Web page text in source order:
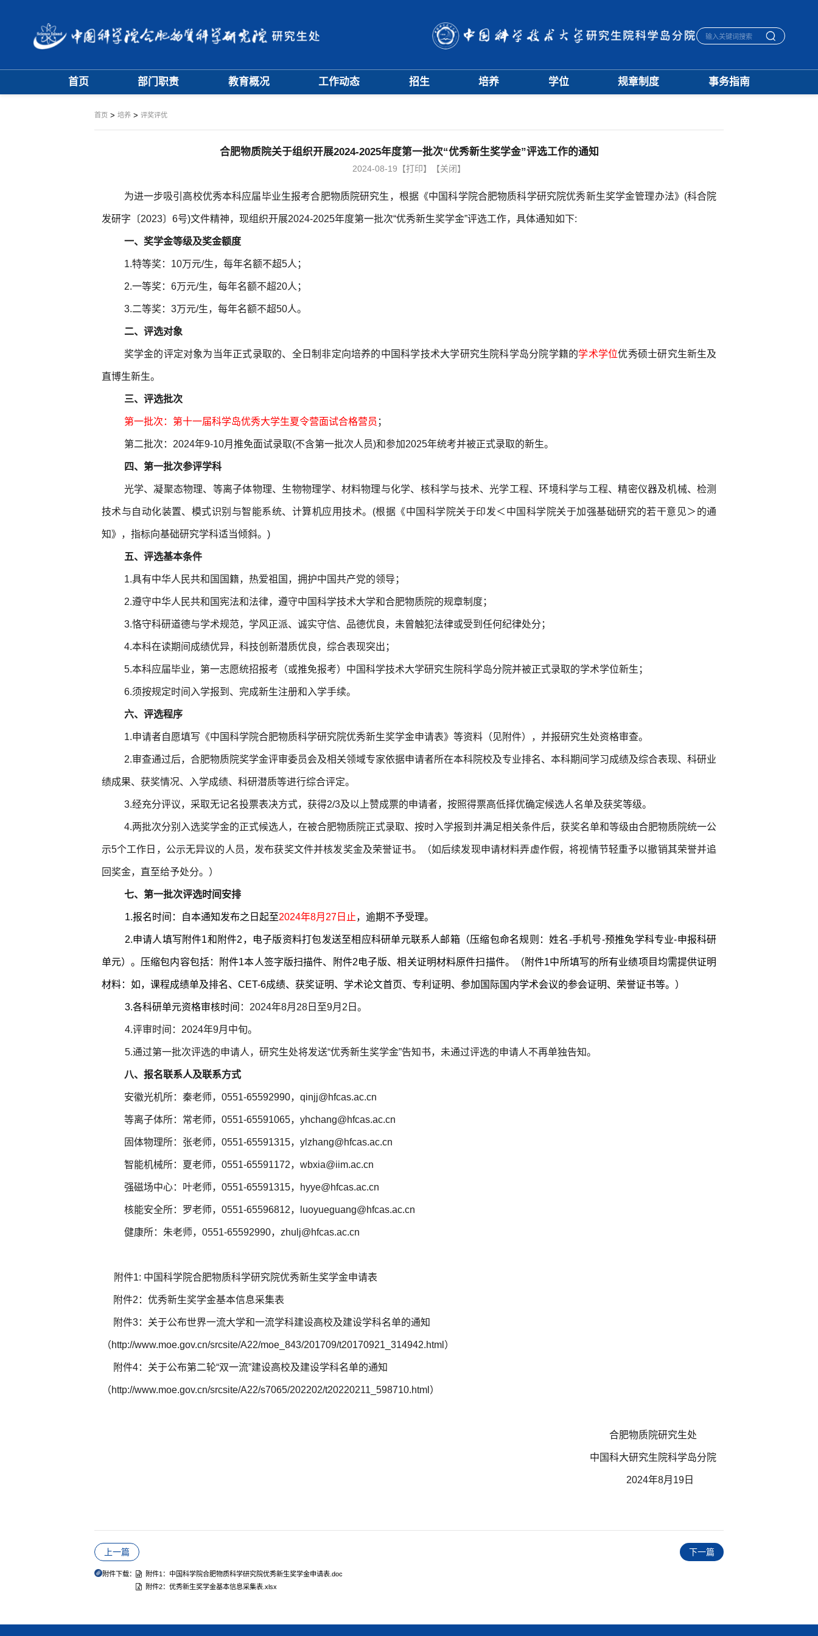
首页 部门职责 教育概况 工作动态 招生 培养
项目申报
学籍与教学管理
学位
学科建设
规章制度 事务指南
首页> 培养> 评奖评优
合肥物质院关于组织开展2024-2025年度第一批次“优秀新生奖学金”评选工作的通知
2024-08-19 【打印】 【关闭】
为进一步吸引高校优秀本科应届毕业生报考合肥物质院研究生，根据《中国科学院合肥物质科学研究院优秀新生奖学金管理办法》(科合院
发研字 〔2023〕 6号)文件精神，现组织开展2024-2025年度第一批次“优秀新生奖学金”评选工作，具体通知如下:
一、奖学金等级及奖金额度
1.特等奖：10万元/生，每年名额不超5人；
2.一等奖：6万元/生，每年名额不超20人；
3.二等奖：3万元/生，每年名额不超50人。
二、评选对象
奖学金的评定对象为当年正式录取的、全日制非定向培养的中国科学技术大学研究生院科学岛分院学籍的学术学位优秀硕士研究生新生及
直博生新生。
三、评选批次
第一批次：第十一届科学岛优秀大学生夏令营面试合格营员 ；
第二批次：2024年9-10月推免面试录取(不含第一批次人员)和参加2025年统考并被正式录取的新生。
四、第一批次参评学科
光学、凝聚态物理、等离子体物理、生物物理学、材料物理与化学、核科学与技术、光学工程、环境科学与工程、精密仪器及机械、检测
技术与自动化装置、模式识别与智能系统、计算机应用技术。(根据《中国科学院关于印发＜中国科学院关于加强基础研究的若干意见＞的通
知》，指标向基础研究学科适当倾斜。)
五、评选基本条件
1.具有中华人民共和国国籍，热爱祖国，拥护中国共产党的领导；
2.遵守中华人民共和国宪法和法律，遵守中国科学技术大学和合肥物质院的规章制度；
3.恪守科研道德与学术规范，学风正派、诚实守信、品德优良，未曾触犯法律或受到任何纪律处分；
4.本科在读期间成绩优异，科技创新潜质优良，综合表现突出；
5.本科应届毕业，第一志愿统招报考（或推免报考）中国科学技术大学研究生院科学岛分院并被正式录取的学术学位新生；
6.须按规定时间入学报到、完成新生注册和入学手续。
六、评选程序
1.申请者自愿填写《中国科学院合肥物质科学研究院优秀新生奖学金申请表》等资料（见附件），并报研究生处资格审查。
2.审查通过后，合肥物质院奖学金评审委员会及相关领域专家依据申请者所在本科院校及专业排名、本科期间学习成绩及综合表现、科研业
绩成果、获奖情况、入学成绩、科研潜质等进行综合评定。
3.经充分评议，采取无记名投票表决方式，获得2/3及以上赞成票的申请者，按照得票高低择优确定候选人名单及获奖等级。
4.两批次分别入选奖学金的正式候选人，在被合肥物质院正式录取、按时入学报到并满足相关条件后，获奖名单和等级由合肥物质院统一公
示5个工作日，公示无异议的人员，发布获奖文件并核发奖金及荣誉证书。（如后续发现申请材料弄虚作假，将视情节轻重予以撤销其荣誉并追
回奖金，直至给予处分。）
七、第一批次评选时间安排
1.报名时间：自本通知发布之日起至2024年8月27日止，逾期不予受理。
2.申请人填写附件1和附件2，电子版资料打包发送至相应科研单元联系人邮箱（压缩包命名规则：姓名-手机号-预推免学科专业-申报科研
单元）。压缩包内容包括：附件1本人签字版扫描件、附件2电子版、相关证明材料原件扫描件。（附件1中所填写的所有业绩项目均需提供证明
材料：如，课程成绩单及排名、CET-6成绩、获奖证明、学术论文首页、专利证明、参加国际国内学术会议的参会证明、荣誉证书等。）
3.各科研单元资格审核时间 ：2024年8月28日至9月2日。
4.评审时间：2024年9月中旬。
5.通过第一批次评选的申请人，研究生处将发送“优秀新生奖学金”告知书，未通过评选的申请人不再单独告知。
八、报名联系人及联系方式
安徽光机所：秦老师， 0551-65592990，qinjj@hfcas.ac.cn
等离子体所：常老师，0551-65591065，yhchang@hfcas.ac.cn
固体物理所：张老师，0551-65591315，ylzhang@hfcas.ac.cn
智能机械所：夏老师，0551-65591172，wbxia@iim.ac.cn
强磁场中心：叶老师，0551-65591315，hyye@hfcas.ac.cn
核能安全所：罗老师，0551-65596812，luoyueguang@hfcas.ac.cn
健康所：朱老师，0551-65592990，zhulj@hfcas.ac.cn
附件1: 中国科学院合肥物质科学研究院优秀新生奖学金申请表
附件2：优秀新生奖学金基本信息采集表
附件3：关于公布世界一流大学和一流学科建设高校及建设学科名单的通知
（http://www.moe.gov.cn/srcsite/A22/moe_843/201709/t20170921_314942.html ）
附件4：关于公布第二轮“双一流”建设高校及建设学科名单的通知
（http://www.moe.gov.cn/srcsite/A22/s7065/202202/t20220211_598710.html ）
合肥物质院研究生处
中国科大研究生院科学岛分院
2024年8月19日
上一篇 下一篇
附件下载：
附件1：中国科学院合肥物质科学研究院优秀新生奖学金申请表.doc
附件2：优秀新生奖学金基本信息采集表.xlsx